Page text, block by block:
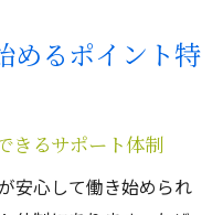
めるポイント特
きるサポート体制
安心して働き始められ